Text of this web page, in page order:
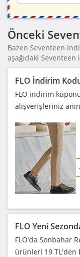
Önceki
Bazen Seventeen
aşağıdaki
FLO İndirim
FLO indirim
alışverişleriniz
FLO Yeni
FLO'da Sonbahar
ürünleri 19 TL'den